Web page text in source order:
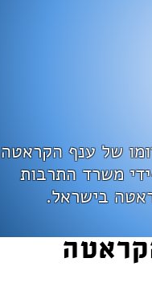
של ענף הקראטה
משרד התרבות
בישראל.